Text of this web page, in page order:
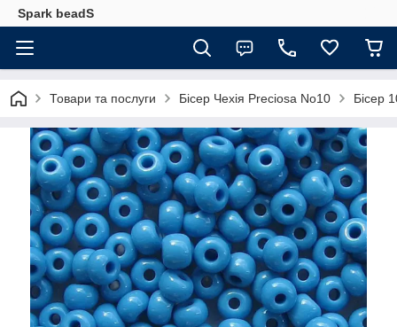
Spark beadS
Товари та послуги Бісер Чехія Preciosa No10 Бісер